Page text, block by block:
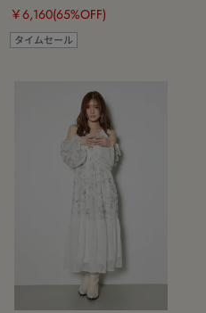
￥6,160(65%OFF)
タイムセール